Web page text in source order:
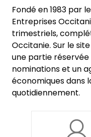
Fondé en 1983 par
Entreprises
trimestriels,
Occitanie. Sur le
une partie réservée
nominations et un
économiques dans
quotidiennement.